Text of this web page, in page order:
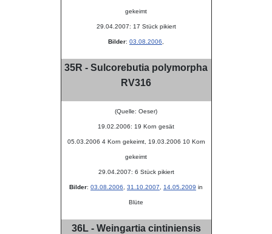
gekeimt
29.04.2007: 17 Stück pikiert
Bilder: 03.08.2006
35R - Sulcorebutia polymorpha
RV316
(Quelle: Oeser)
19.02.2006: 19 Korn gesät
05.03.2006 4 Korn gekeimt, 19.03.2006 10 Korn
gekeimt
29.04.2007: 6 Stück pikiert
Bilder: 03.08.2006 31.10.2007 14.05.2009 in
Blüte
36L - Weingartia cintiniensis